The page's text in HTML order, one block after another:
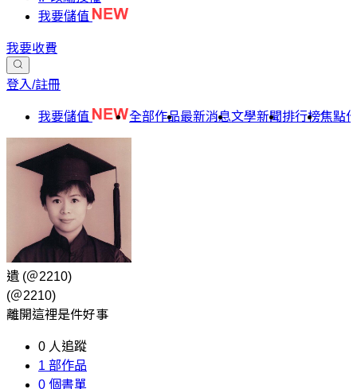
我要儲值
我要收費
登入/註冊
我要儲值 全部作品最新消息文學新聞排行榜焦點
遺 (＠2210)
(＠2210)
離開這裡是件好事
0 人追蹤
1 部作品
0 個書單